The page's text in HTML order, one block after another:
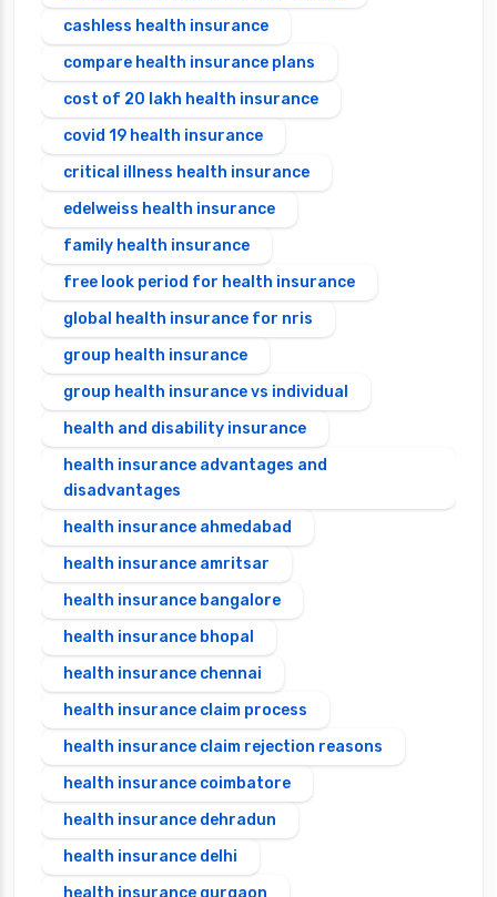
cashless health insurance
compare health insurance plans
cost of 20 lakh health insurance
covid 19 health insurance
critical illness health insurance
edelweiss health insurance
family health insurance
free look period for health insurance
global health insurance for nris
group health insurance
group health insurance vs individual
health and disability insurance
health insurance advantages and
disadvantages
health insurance ahmedabad
health insurance amritsar
health insurance bangalore
health insurance bhopal
health insurance chennai
health insurance claim process
health insurance claim rejection reasons
health insurance coimbatore
health insurance dehradun
health insurance delhi
health insurance gurgaon